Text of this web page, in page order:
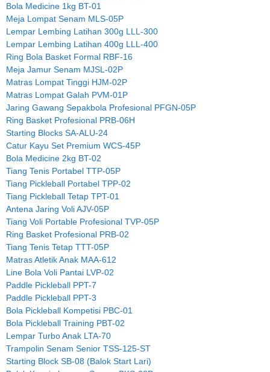
Bola Medicine 1kg BT-01
Meja Lompat Senam MLS-05P
Lempar Lembing Latihan 300g LLL-300
Lempar Lembing Latihan 400g LLL-400
Ring Bola Basket Formal RBF-16
Meja Jamur Senam MJSL-02P
Matras Lompat Tinggi HJM-02P
Matras Lompat Galah PVM-01P
Jaring Gawang Sepakbola Profesional PFGN-05P
Ring Basket Profesional PRB-06H
Starting Blocks SA-ALU-24
Catur Kayu Set Premium WCS-45P
Bola Medicine 2kg BT-02
Tiang Tenis Portabel TTP-05P
Tiang Pickleball Portabel TPP-02
Tiang Pickleball Tetap TPT-01
Antena Jaring Voli AJV-05P
Tiang Voli Portable Profesional TVP-05P
Ring Basket Profesional PRB-02
Tiang Tenis Tetap TTT-05P
Matras Atletik Anak MAA-612
Line Bola Voli Pantai LVP-02
Paddle Pickleball PPT-7
Paddle Pickleball PPT-3
Bola Pickleball Kompetisi PBC-01
Bola Pickleball Training PBT-02
Lempar Turbo Anak LTA-70
Trampolin Senam Senior TSS-125-ST
Starting Block SB-08 (Balok Start Lari)